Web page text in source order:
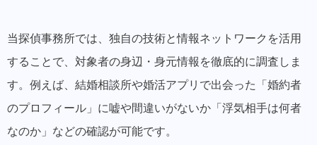
当探偵事務所では、独自の技術と情報ネットワークを活用
することで、対象者の身辺・身元情報を徹底的に調査しま
す。例えば、結婚相談所や婚活アプリで出会った「婚約者
のプロフィール」に嘘や間違いがないか「浮気相手は何者
なのか」などの確認が可能です。